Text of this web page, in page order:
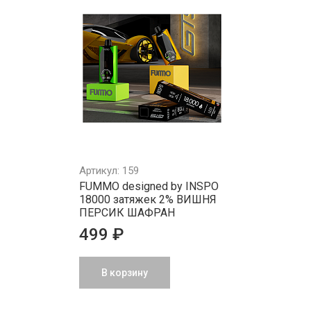
Артикул: 159
FUMMO designed by INSPO
18000 затяжек 2% ВИШНЯ
ПЕРСИК ШАФРАН
499 ₽
В корзину